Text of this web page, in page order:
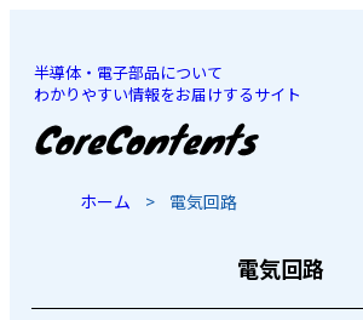
半導体・電子部品について
わかりやすい情報をお届けするサイト
JP
ホーム > 電気回路
電気回路